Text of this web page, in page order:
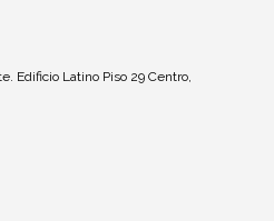
Edificio Latino Piso 29 Centro,